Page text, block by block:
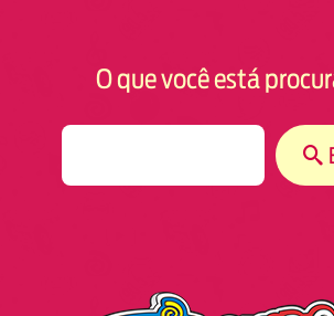
O que você está